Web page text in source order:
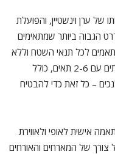
של ערן וינשטיין, והפועלת
הגבוה ביותר שמתאימים
לכל תנאי השטח וללא
צורך בתשתית. החברה מספקת קרונות שירותים עם 2-6 תאים, כולל
– כל זאת כדי להבטיח
אישית לאופי ולאווירת
צורך של המארחים והאורחים